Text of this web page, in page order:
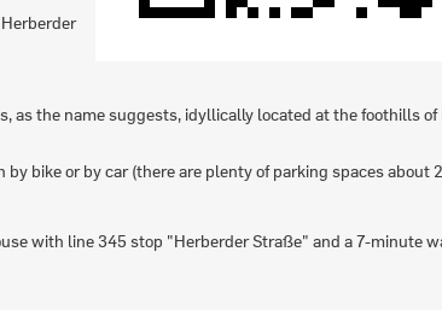
as the name suggests, idyllically located at the foothills of
by bike or by car (there are plenty of parking spaces about
with line 345 stop "Herberder Straße" and a 7-minute